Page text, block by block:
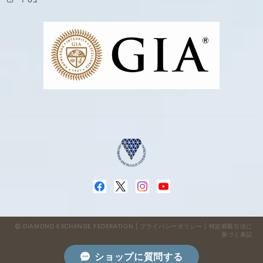
DIAMOND EXCHANGE FEDERATION | プライバシーポリシー
特定商取引法に
基づく表記
ショップに質問する